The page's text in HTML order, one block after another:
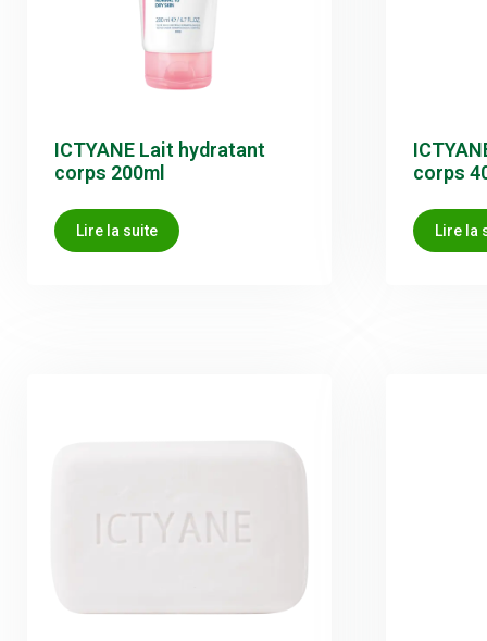
ICTYANE Lait hydratant
corps 200ml
Lire la suite
corps
Lire la